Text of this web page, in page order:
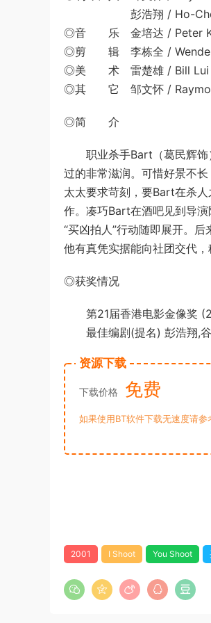
彭浩翔 / Ho-
◎音 乐 金培达 / Peter
◎剪 辑 李栋全 /
◎美 术 雷楚雄 / Bill Lui
◎其 它 邹文怀 /
◎简 介
职业杀手Bart（葛民辉饰
过的非常滋润。可惜好景不
太太要求苛刻，要Bart在杀
作。凑巧Bart在酒吧见到导
“买凶拍人”行动随即展开。
他有真凭实据能向社团交代
◎获奖情况
第21届香港电影金像奖
最佳编剧(提名) 彭浩翔,
资源下载
下载价格 免费
如果使用BT软件下载无速度请参
2001 I Shoot You Shoot